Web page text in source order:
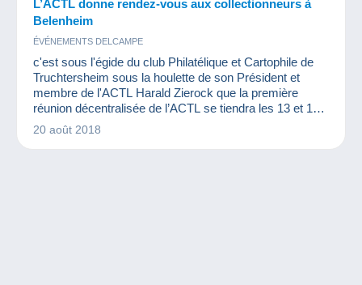
L’ACTL donne rendez-vous aux collectionneurs à
Belenheim
ÉVÉNEMENTS DELCAMPE
c'est sous l'égide du club Philatélique et Cartophile de
Truchtersheim sous la houlette de son Président et
membre de l'ACTL Harald Zierock que la première
réunion décentralisée de l’ACTL se tiendra les 13 et 14
octobre 2018 à la salle de l'ancienne Mairie place de
20 août 2018